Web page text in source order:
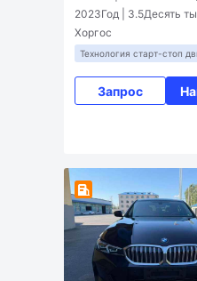
ы L4
2023Год | 3.5Десять
Хоргос
Технология старт-стоп
Запрос